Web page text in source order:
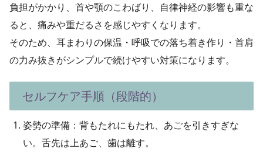
負担がかかり、首や顎のこわばり、自律神経の影響も重な
ると、痛みや重だるさを感じやすくなります。
そのため、 耳まわりの保温・呼吸での落ち着き作り・首肩
の力み抜きがシンプルで続けやすい対策になります。
セルフケア手順（段階的）
姿勢の準備：背もたれにもたれ、あごを引きすぎな
い。舌先は上あご、歯は離す。